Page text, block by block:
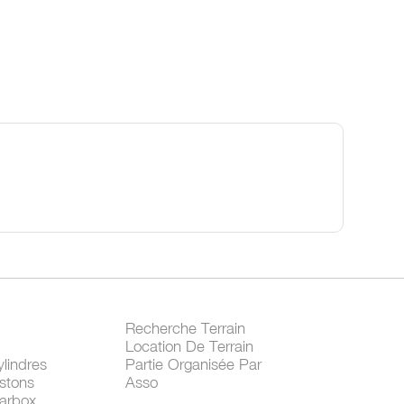
Recherche Terrain
Location De Terrain
Partie Organisée Par
Asso